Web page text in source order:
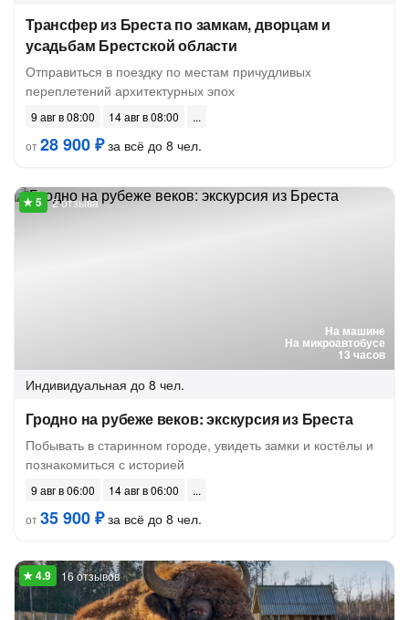
Трансфер из Бреста по замкам, дворцам и
усадьбам Брестской области
Отправиться в поездку по местам причудливых
переплетений архитектурных эпох
9 авг в 08:00
14 авг в 08:00
от28 900 ₽за всё до 8 чел.
На машине
На микроавтобусе
13 часов
2 отзыва
Индивидуальная до 8 чел.
Гродно на рубеже веков: экскурсия из Бреста
Побывать в старинном городе, увидеть замки и костёлы и
познакомиться с историей
9 авг в 06:00
14 авг в 06:00
от35 900 ₽за всё до 8 чел.
16 отзывов